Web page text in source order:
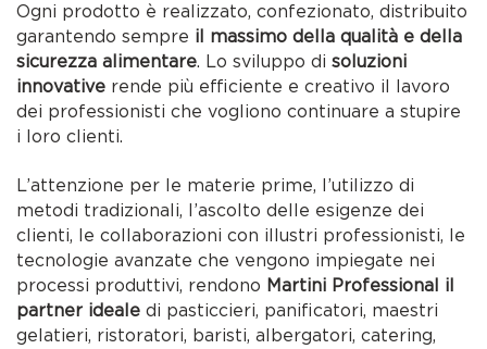
Ogni prodotto è realizzato, confezionato, distribuito
garantendo sempre il massimo della qualità e della
sicurezza alimentare. Lo sviluppo disoluzioni
innovative rende più efficiente e creativo il lavoro
dei professionisti che vogliono continuare a stupire
i loro clienti.
L’attenzione per le materie prime, l’utilizzo di
metodi tradizionali, l’ascolto delle esigenze dei
clienti, le collaborazioni con illustri professionisti, le
tecnologie avanzate che vengono impiegate nei
processi produttivi, rendono Martini Professional il
partner ideale di pasticcieri, panificatori, maestri
gelatieri, ristoratori, baristi, albergatori, catering,